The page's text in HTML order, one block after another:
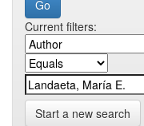
Current filters:
Start a new search